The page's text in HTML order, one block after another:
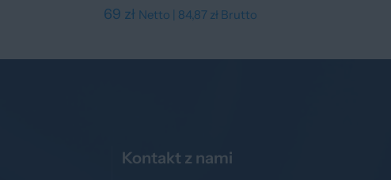
69 zł Netto | 84,87 złBrutto
Kontakt z nami